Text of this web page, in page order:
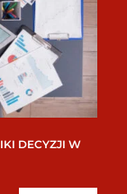
DECYZJI W